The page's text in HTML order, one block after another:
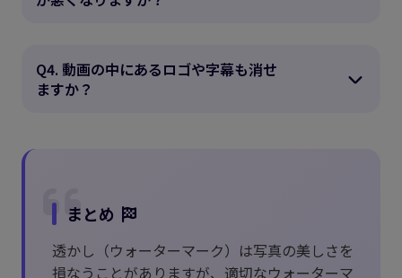
Q4. 動画の中にあるロゴや字幕も消せ
ますか？
まとめ
透かし（ウォーターマーク）は写真の美しさを
損なうことがありますが、適切なウォーターマ